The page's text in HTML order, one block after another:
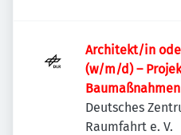
Architekt/in
(w/m/d) –
Baumaßnahmen
Deutsches
Raumfahrt e. V.